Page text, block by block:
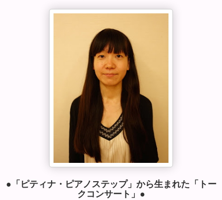
●「ピティナ・ピアノステップ」から生まれた「トー
クコンサート」●